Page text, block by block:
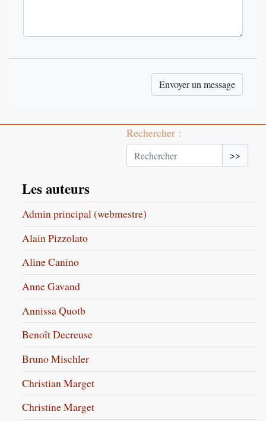
Rechercher :
>>
Les auteurs
Admin principal (webmestre)
Alain Pizzolato
Aline Canino
Anne Gavand
Annissa Quotb
Benoît Decreuse
Bruno Mischler
Christian Marget
Christine Marget